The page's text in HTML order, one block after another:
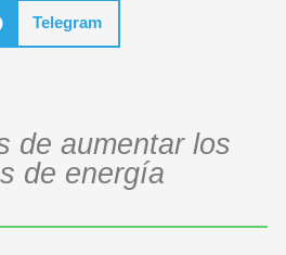
Telegram
de aumentar los
de energía